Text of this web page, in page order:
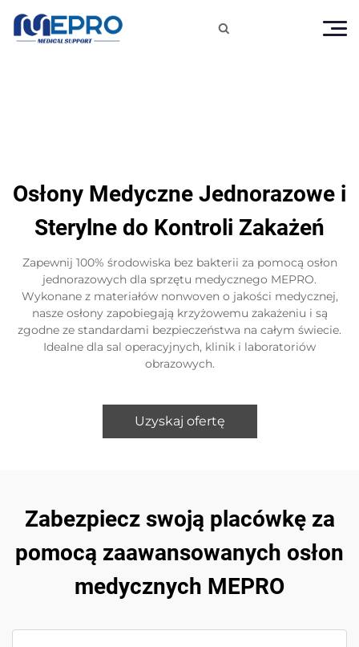

Osłony Medyczne Jednorazowe i
Sterylne do Kontroli Zakażeń
Zapewnij 100% środowiska bez bakterii za pomocą osłon
jednorazowych dla sprzętu medycznego MEPRO.
Wykonane z materiałów nonwoven o jakości medycznej,
nasze osłony zapobiegają krzyżowemu zakażeniu i są
zgodne ze standardami bezpieczeństwa na całym świecie.
Idealne dla sal operacyjnych, klinik i laboratoriów
obrazowych.
Uzyskaj ofertę
Zabezpiecz swoją placówkę za
pomocą zaawansowanych osłon
medycznych MEPRO